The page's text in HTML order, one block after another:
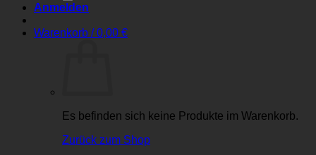
Anmelden
Warenkorb /0,00 €
Es befinden sich keine Produkte im Warenkorb.
Zurück zum Shop